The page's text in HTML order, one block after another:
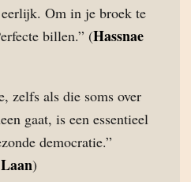
Om in je broek te
billen.” (Hassnae
zelfs als die soms over
gaat, is een essentieel
democratie.”
)